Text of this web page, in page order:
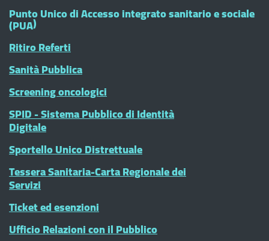
Punto Unico di Accesso integrato sanitario e sociale
(PUA)
Ritiro Referti
Sanità Pubblica
Screening oncologici
SPID - Sistema Pubblico di Identità
Digitale
Sportello Unico Distrettuale
Tessera Sanitaria-Carta Regionale dei
Servizi
Ticket ed esenzioni
Ufficio Relazioni con il Pubblico